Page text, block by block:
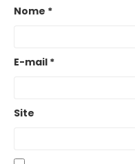
Nome *
E-mail *
Site